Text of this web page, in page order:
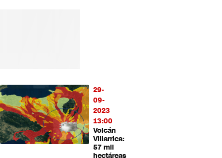
29-
09-
2023
13:00
Volcán
Villarrica:
57 mil
hectáreas